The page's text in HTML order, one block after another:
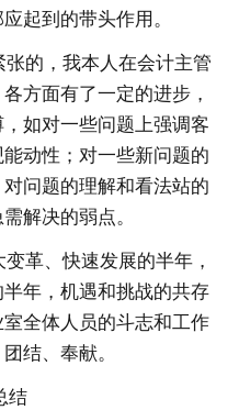
起到的带头作用。
的，我本人在会计主管
方面有了一定的进步，
如对一些问题上强调客
动性；对一些新问题的
问题的理解和看法站的
解决的弱点。
革、快速发展的半年，
年，机遇和挑战的共存
全体人员的斗志和工作
结、奉献。
结